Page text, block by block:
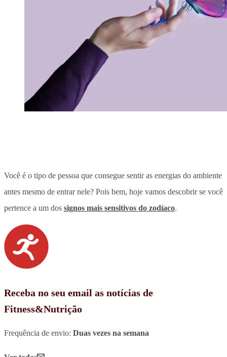
Você é o tipo de pessoa que consegue sentir as energias do ambiente
antes mesmo de entrar nele? Pois bem, hoje vamos descobrir se você
pertence a um dos signos mais sensitivos do zodíaco.
Receba no seu email as notícias de
Fitness&Nutrição
Frequência de envio: Duas vezes na semana